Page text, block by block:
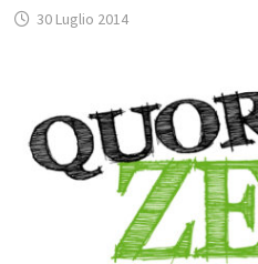
30 Luglio 2014